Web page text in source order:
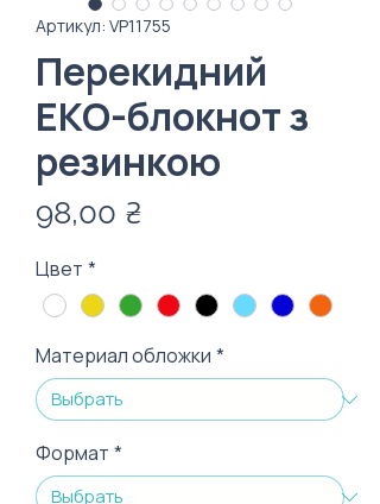
Артикул: VP11755
Перекидний
ЕКО-блокнот з
резинкою
98,00 ₴
Цвет *
Материал обложки *
Формат *